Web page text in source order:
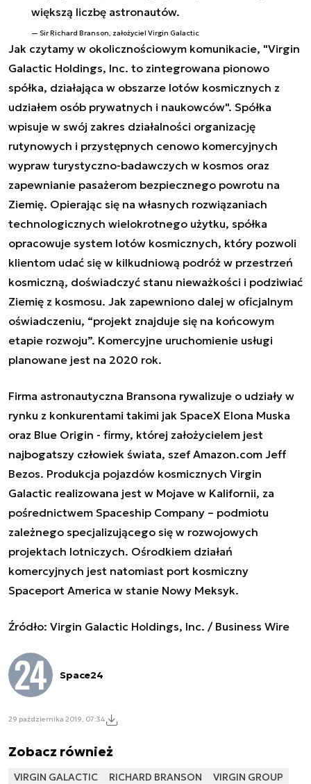
większą liczbę astronautów.
Sir Richard Branson, założyciel Virgin Galactic
Jak czytamy w okolicznościowym komunikacie, "Virgin
Galactic Holdings, Inc. to zintegrowana pionowo
spółka, działająca w obszarze lotów kosmicznych z
udziałem osób prywatnych i naukowców". Spółka
wpisuje w swój zakres działalności organizację
rutynowych i przystępnych cenowo komercyjnych
wypraw turystyczno-badawczych w kosmos oraz
zapewnianie pasażerom bezpiecznego powrotu na
Ziemię. Opierając się na własnych rozwiązaniach
technologicznych wielokrotnego użytku, spółka
opracowuje system lotów kosmicznych, który pozwoli
klientom udać się w kilkudniową podróż w przestrzeń
kosmiczną, doświadczyć stanu nieważkości i podziwiać
Ziemię z kosmosu. Jak zapewniono dalej w oficjalnym
oświadczeniu, “projekt znajduje się na końcowym
etapie rozwoju”. Komercyjne uruchomienie usługi
planowane jest na 2020 rok.
Firma astronautyczna Bransona rywalizuje o udziały w
rynku z konkurentami takimi jak SpaceX Elona Muska
oraz Blue Origin - firmy, której założycielem jest
najbogatszy człowiek świata, szef Amazon.com Jeff
Bezos. Produkcja pojazdów kosmicznych Virgin
Galactic realizowana jest w Mojave w Kalifornii, za
pośrednictwem Spaceship Company – podmiotu
zależnego specjalizującego się w rozwojowych
projektach lotniczych. Ośrodkiem działań
komercyjnych jest natomiast port kosmiczny
Spaceport America w stanie Nowy Meksyk.
Źródło: Virgin Galactic Holdings, Inc. / Business Wire
Space24
29 października 2019, 07:34
Zobacz również
VIRGIN GALACTIC RICHARD BRANSON
VIRGIN GROUP